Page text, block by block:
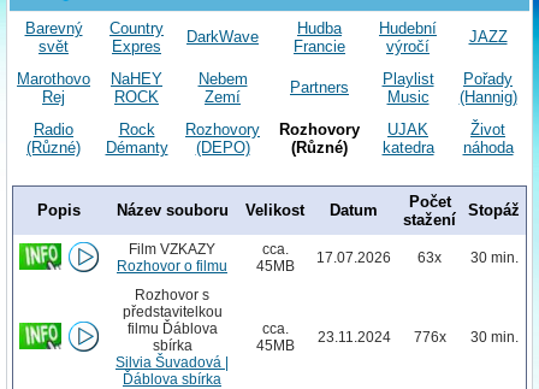
Barevný
svět
Country
Expres
DarkWave
Hudba
Francie
Hudební
výročí
JAZZ
Marothovo
Rej
NaHEY
ROCK
Nebem
Zemí
Partners
Playlist
Music
Pořady
(Hannig)
Radio
(Různé)
Rock
Démanty
Rozhovory
(DEPO)
Rozhovory
(Různé)
UJAK
katedra
Život
náhoda
Popis Název souboru Velikost Datum
Počet
stažení
Stopáž
Film VZKAZY
Rozhovor o filmu
cca.
45MB
17.07.2026 63x 30 min.
Rozhovor s
představitelkou
filmu Ďáblova
sbírka
Silvia Šuvadová |
Ďáblova sbírka
cca.
45MB
23.11.2024 776x 30 min.